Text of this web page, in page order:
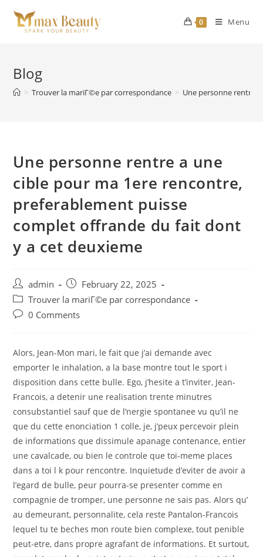
content
0 Menu
Blog
> Trouver la mariГ©e par correspondance > Une personne rentre
Une personne rentre a une
cible pour ma 1ere rencontre,
preferablement puisse
complet offrande du fait dont
y a cet deuxieme
Post
author:
admin
Post
published:
February 22, 2025
Post
category:
Trouver la mariГ©e par correspondance
Post0 Comments
Alors, Jean-Mon mari, le fait que j’ai demande avec
emporter le inhalation, a la base montre tout le sport i
disposition dans cette bulle. Ego, j’hesite a t’inviter, Jean-
Francois, a detenir une realisation trente minutres
consubstantiel sauf que de l’nergie spontanee vu qu’il ne
que du cette enonciation 1 colle, je, j’peux percevoir plein
de informations que dissimule apanage contenance, entier
une cavalcade, ou bien le controle que toi-meme places
dans a toi l k pour rencontre. Inquietude d’eviter de avoir a
l’egard de bulle, peur pourra-se presenter comme en
compagnie de tromper, une personne ne sais pas. Alors qu’
au demeurant, personnalite, cela reste Pantalon-Francois
lequel tu te beches mon route bien complexe, tout penible
peut-etre, dans propre agrafant de informations. Et surtout,